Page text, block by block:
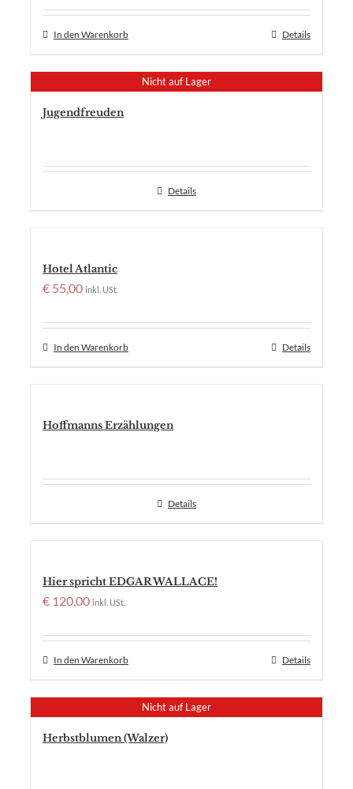
In den Warenkorb Details
Nicht auf Lager
Jugendfreuden
Details
Hotel Atlantic
€ 55,00 inkl. USt.
In den Warenkorb Details
Hoffmanns Erzählungen
Details
Hier spricht EDGAR WALLACE!
€ 120,00 inkl. USt.
In den Warenkorb Details
Nicht auf Lager
Herbstblumen (Walzer)